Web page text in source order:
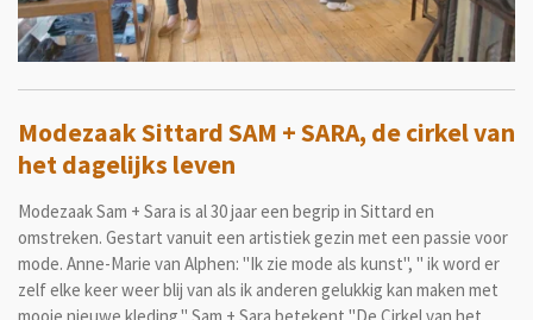
a
y
Modezaak Sittard SAM + SARA, de cirkel van
het dagelijks leven
Modezaak Sam + Sara is al 30 jaar een begrip in Sittard en
omstreken. Gestart vanuit een artistiek gezin met een passie voor
mode. Anne-Marie van Alphen: "Ik zie mode als kunst", " ik word er
zelf elke keer weer blij van als ik anderen gelukkig kan maken met